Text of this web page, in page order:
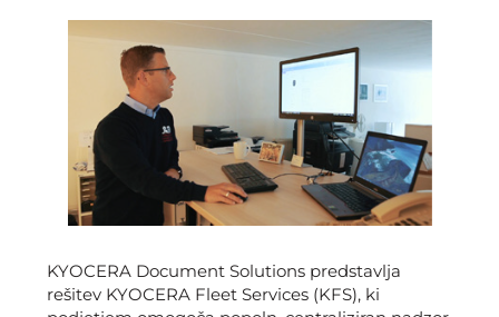
KYOCERA Document Solutions predstavlja
rešitev KYOCERA Fleet Services (KFS), ki